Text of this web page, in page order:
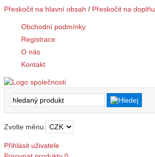
Přeskočit na hlavní obsah / Přeskočit na
Obchodní podmínky
Registrace
O nás
Kontakt
Zvolte měnu:
Přihlásit uživatele